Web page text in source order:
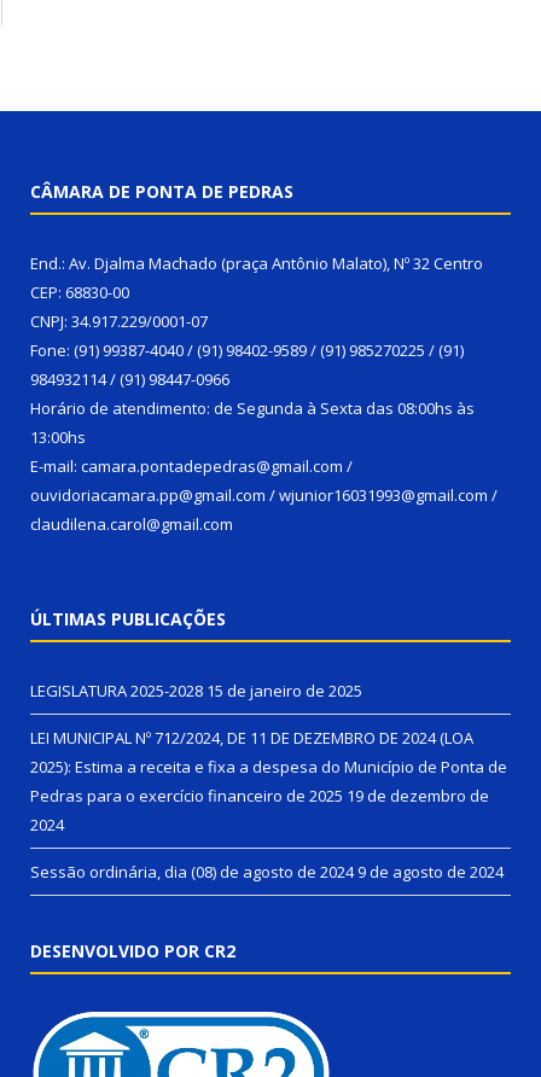
CÂMARA DE PONTA DE PEDRAS
End.: Av. Djalma Machado (praça Antônio Malato), Nº 32 Centro
CEP: 68830-00
CNPJ: 34.917.229/0001-07
Fone: (91) 99387-4040 / (91) 98402-9589 / (91) 985270225 / (91)
984932114 / (91) 98447-0966
Horário de atendimento: de Segunda à Sexta das 08:00hs às
13:00hs
E-mail: camara.pontadepedras@gmail.com /
ouvidoriacamara.pp@gmail.com / wjunior16031993@gmail.com /
claudilena.carol@gmail.com
ÚLTIMAS PUBLICAÇÕES
LEGISLATURA 2025-2028 15 de janeiro de 2025
LEI MUNICIPAL Nº 712/2024, DE 11 DE DEZEMBRO DE 2024 (LOA
2025): Estima a receita e fixa a despesa do Município de Ponta de
Pedras para o exercício financeiro de 2025 19 de dezembro de
2024
Sessão ordinária, dia (08) de agosto de 20249 de agosto de 2024
DESENVOLVIDO POR CR2